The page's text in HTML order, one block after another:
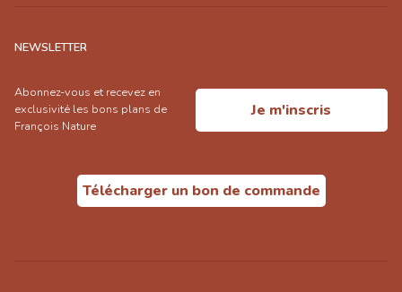
NEWSLETTER
Abonnez-vous et recevez en
exclusivité les bons plans de
François Nature
Je m'inscris
Télécharger un bon de commande